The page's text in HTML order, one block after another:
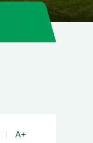
A+